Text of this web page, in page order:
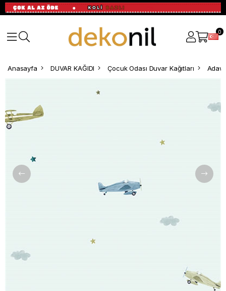
0
Anasayfa DUVAR KAĞIDI Çocuk Odası Duvar Kağıtları